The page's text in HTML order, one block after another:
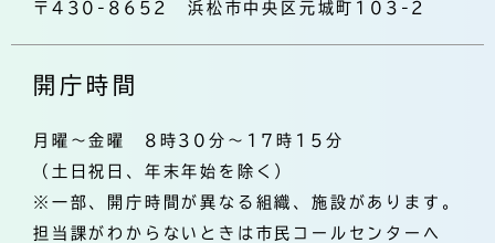
〒430-8652 浜松市中央区元城町103-2
開庁時間
月曜～金曜 8時30分～17時15分
（土日祝日、年末年始を除く）
※一部、開庁時間が異なる組織、施設があります。
担当課がわからないときは市民コールセンターへ